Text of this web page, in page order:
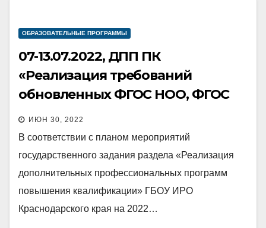
ОБРАЗОВАТЕЛЬНЫЕ ПРОГРАММЫ
07-13.07.2022, ДПП ПК
«Реализация требований
обновленных ФГОС НОО, ФГОС
ООО в работе учителя» (учителя
начальных классов)
ИЮН 30, 2022
В соответствии с планом мероприятий
государственного задания раздела «Реализация
дополнительных профессиональных программ
повышения квалификации» ГБОУ ИРО
Краснодарского края на 2022…